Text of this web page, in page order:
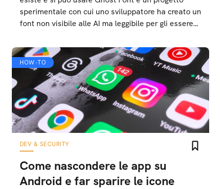
sperimentale con cui uno sviluppatore ha creato un
font non visibile alle AI ma leggibile per gli essere
HOW-TO
DEV & SECURITY
Come nascondere le app su
Android e far sparire le icone